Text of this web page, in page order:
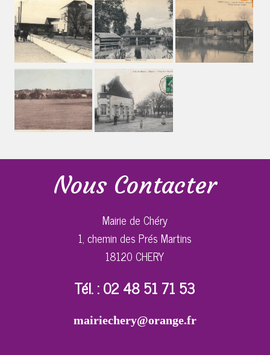
Nous Contacter
Mairie de Chéry
1, chemin des Prés Martins
18120 CHERY
Tél. : 02 48 51 71 53
mairiechery@orange.fr